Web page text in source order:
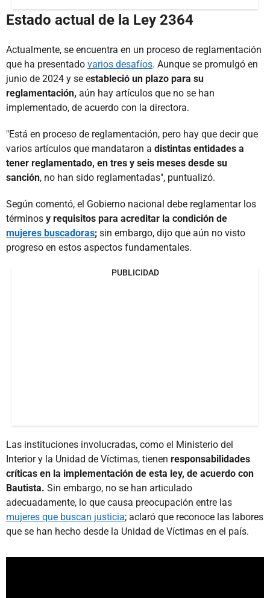
Estado actual de la Ley 2364
Actualmente, se encuentra en un proceso de reglamentación
que ha presentado varios desafíos. Aunque se promulgó en
junio de 2024 y se estableció un plazo para su
reglamentación, aún hay artículos que no se han
implementado, de acuerdo con la directora.
"Está en proceso de reglamentación, pero hay que decir que
varios artículos que mandataron a distintas entidades a
tener reglamentado, en tres y seis meses desde su
sanción, no han sido reglamentadas", puntualizó.
Según comentó, el Gobierno nacional debe reglamentar los
términos y requisitos para acreditar la condición de
mujeres buscadoras; sin embargo, dijo que aún no visto
progreso en estos aspectos fundamentales.
PUBLICIDAD
Las instituciones involucradas, como el Ministerio del
Interior y la Unidad de Víctimas, tienen responsabilidades
críticas en la implementación de esta ley, de acuerdo con
Bautista. Sin embargo, no se han articulado
adecuadamente, lo que causa preocupación entre las
mujeres que buscan justicia; aclaró que reconoce las labores
que se han hecho desde la Unidad de Víctimas en el país.